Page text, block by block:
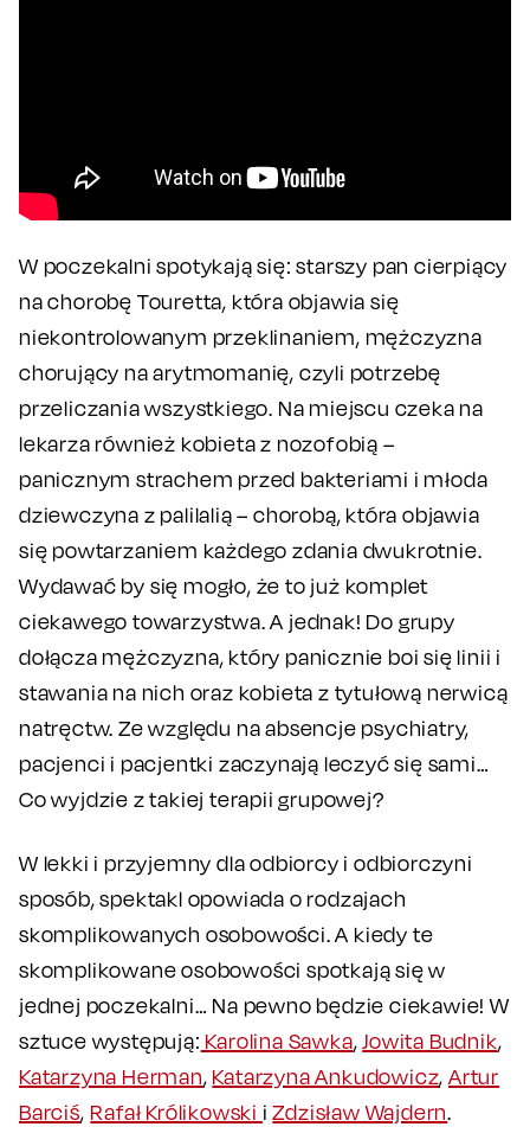
W poczekalni spotykają się: starszy pan cierpiący
na chorobę Touretta, która objawia się
niekontrolowanym przeklinaniem, mężczyzna
chorujący na arytmomanię, czyli potrzebę
przeliczania wszystkiego. Na miejscu czeka na
lekarza również kobieta z nozofobią –
panicznym strachem przed bakteriami i młoda
dziewczyna z palilalią – chorobą, która objawia
się powtarzaniem każdego zdania dwukrotnie.
Wydawać by się mogło, że to już komplet
ciekawego towarzystwa. A jednak! Do grupy
dołącza mężczyzna, który panicznie boi się linii i
stawania na nich oraz kobieta z tytułową nerwicą
natręctw. Ze względu na absencje psychiatry,
pacjenci i pacjentki zaczynają leczyć się sami…
Co wyjdzie z takiej terapii grupowej?
W lekki i przyjemny dla odbiorcy i odbiorczyni
sposób, spektakl opowiada o rodzajach
skomplikowanych osobowości. A kiedy te
skomplikowane osobowości spotkają się w
jednej poczekalni… Na pewno będzie ciekawie! W
sztuce występują: Karolina Sawka,Jowita Budnik,
Katarzyna Herman, Katarzyna Ankudowicz,Artur
Barciś, Rafał Królikowski iZdzisław Wajdern.